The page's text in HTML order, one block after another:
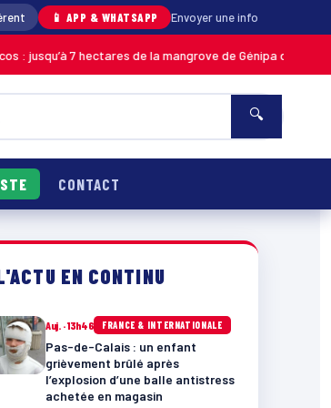
📱 APP & WHATSAPP Envoyer une info
7 hectares de la mangrove de Génipa détruits, le feu
🔍
CONTACT
EN CONTINU
Auj. · 13h46 FRANCE & INTERNATIONALE
Pas-de-Calais : un enfant
grièvement brûlé après
l’explosion d’une balle antistress
achetée en magasin